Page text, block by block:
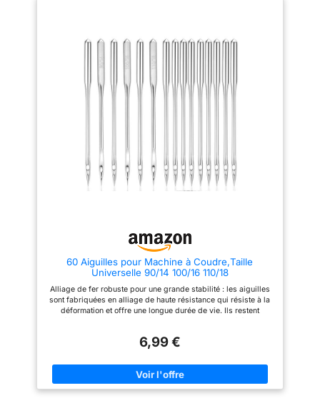
pour la couture rapide
machine à coudre comprend 2
étuis à aiguilles avec étiquettes
de taille pour un transport et un
aiguilles machine à coudre
universelle améliorent
considérablement la
productivité et produisent des
Les aiguilles aiguille de
conviennent aux tissus
d'épaisseur moyenne à épaisse
d'habillement ou la toile, et sont
compatibles avec toutes les
surjeteuse et machine à coudre
utilisées : Aiguilles Universal
APPROPRIÉS : Grâce aux
d'aiguilles de cet assortiment,
vous avez l’aiguille adaptée à
ex. Bernina, Pfaff, Elna, Brother,
Juki, Singer, W6, etc.)
REMARQUE : ABC des aiguilles
aiguilles pour machine à coudre
60 Aiguilles pour Machine à Coudre,Taille
Universelle 90/14 100/16 110/18
Alliage de fer robuste pour une grande stabilité : les aiguilles
sont fabriquées en alliage de haute résistance qui résiste à la
déformation et offre une longue durée de vie. Ils restent
lot contient 60 aiguilles de trois tailles : 20 x 90/14 pour les
manteaux d'automne); 20 x 100/16 pour tissus lourds (par
exemple jeans, 20 x 110/18 pour matériaux particulièrement
épais (par ex. le cuir, la toile), vous êtes ainsi bien équipé pour
6,99 €